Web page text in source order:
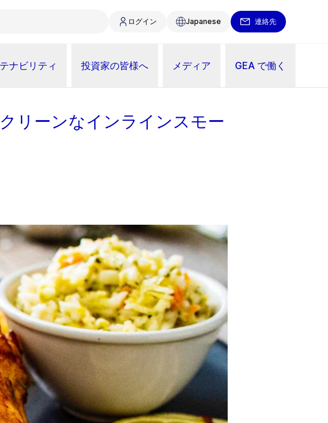
ログイン Japanese 連絡先
ナビリティ 投資家の皆様へ メディア GEA で働く
リーンなインラインスモー